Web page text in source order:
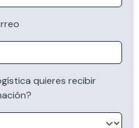
quieres recibir